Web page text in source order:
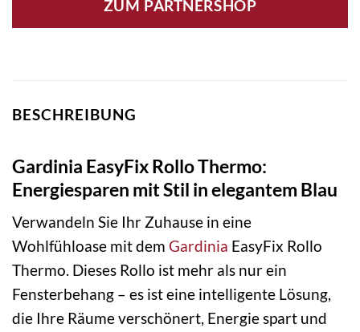
ZUM PARTNERSHOP
BESCHREIBUNG
Gardinia EasyFix Rollo Thermo:
Energiesparen mit Stil in elegantem Blau
Verwandeln Sie Ihr Zuhause in eine
Wohlfühloase mit dem Gardinia EasyFix Rollo
Thermo. Dieses Rollo ist mehr als nur ein
Fensterbehang – es ist eine intelligente Lösung,
die Ihre Räume verschönert, Energie spart und